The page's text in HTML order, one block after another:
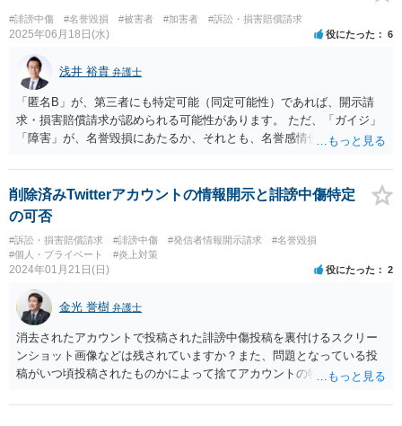
#誹謗中傷 #名誉毀損 #被害者 #加害者 #訴訟・損害賠償請求
2025年06月18日(水) 役にたった 6
浅井 裕貴 弁護士
「匿名B」が、第三者にも特定可能（同定可能性）であれば、開示請
求・損害賠償請求が認められる可能性があります。 ただ、「ガイジ」
「障害」が、名誉毀損にあたるか、それとも、名誉感情侵害にあたる
になる可能性もあります。
削除済みTwitterアカウントの情報開示と誹謗中傷特定
の可否
#訴訟・損害賠償請求 #誹謗中傷 #発信者情報開示請求
#名誉毀損
#個人・プライベート
#炎上対策
2024年01月21日(日) 役にたった 2
金光 誉樹 弁護士
消去されたアカウントで投稿された誹謗中傷投稿を裏付けるスクリー
ンショット画像などは残されていますか？また、問題となっている投
稿がいつ頃投稿されたものかによって捨てアカウントの特定ができる
定は難しいでしょう。